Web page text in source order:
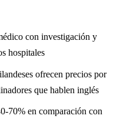
con investigación y
hospitales
ofrecen precios por
que hablen inglés
70% en comparación con